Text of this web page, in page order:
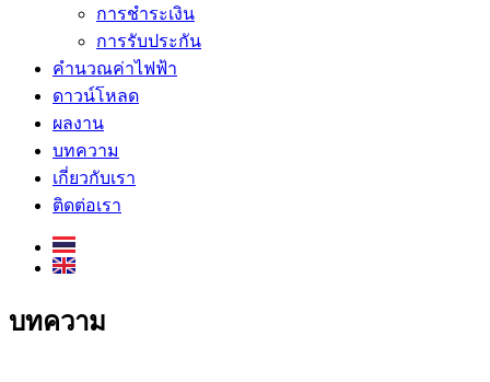
การชำระเงิน
การรับประกัน
คำนวณค่าไฟฟ้า
ดาวน์โหลด
ผลงาน
บทความ
เกี่ยวกับเรา
ติดต่อเรา
บทความ